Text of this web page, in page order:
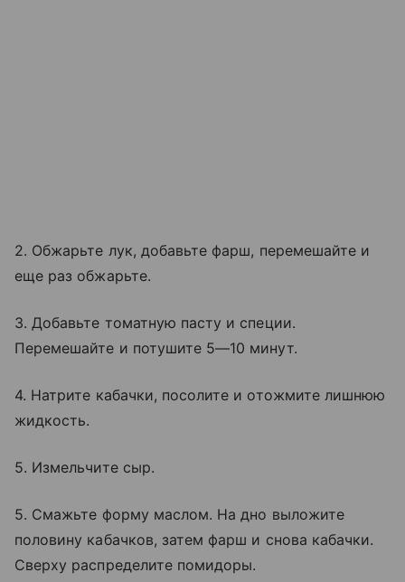
2. Обжарьте лук, добавьте фарш, перемешайте и
еще раз обжарьте.
3. Добавьте томатную пасту и специи.
Перемешайте и потушите 5—10 минут.
4. Натрите кабачки, посолите и отожмите лишнюю
жидкость.
5. Измельчите сыр.
5. Смажьте форму маслом. На дно выложите
половину кабачков, затем фарш и снова кабачки.
Сверху распределите помидоры.